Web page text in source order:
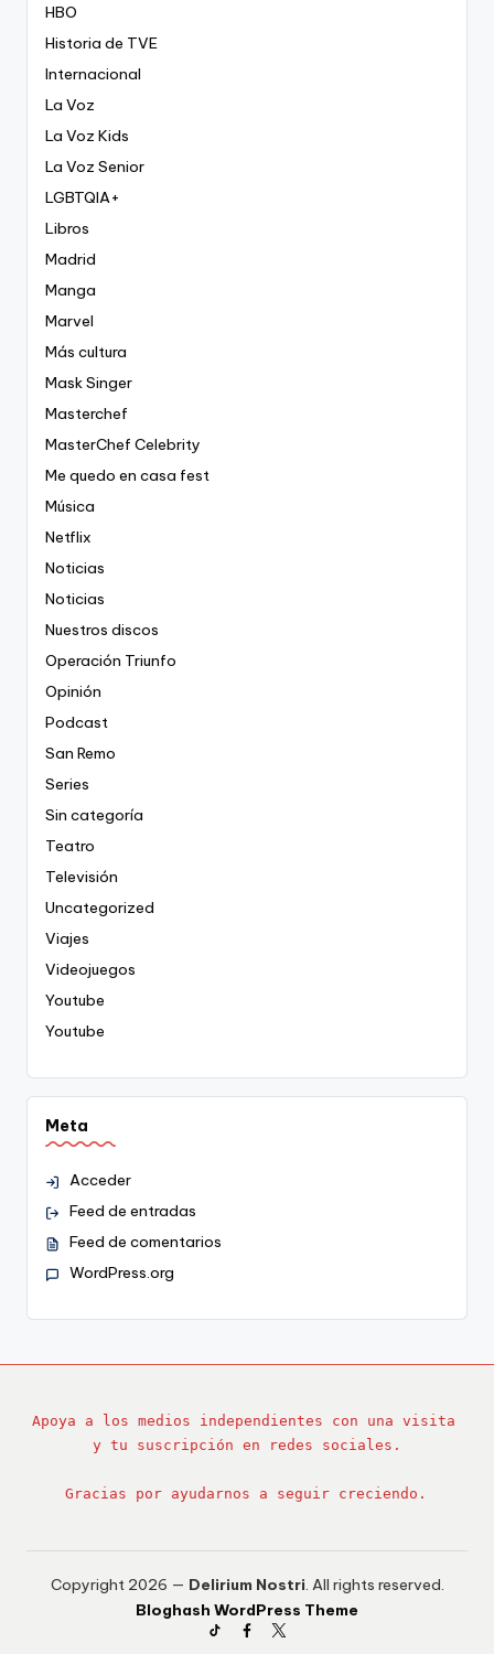
HBO
Historia de TVE
Internacional
La Voz
La Voz Kids
La Voz Senior
LGBTQIA+
Libros
Madrid
Manga
Marvel
Más cultura
Mask Singer
Masterchef
MasterChef Celebrity
Me quedo en casa fest
Música
Netflix
Noticias
Noticias
Nuestros discos
Operación Triunfo
Opinión
Podcast
San Remo
Series
Sin categoría
Teatro
Televisión
Uncategorized
Viajes
Videojuegos
Youtube
Youtube
Meta
Acceder
Feed de entradas
Feed de comentarios
WordPress.org
Apoya a los medios independientes con una visita
y tu suscripción en redes sociales.
Gracias por ayudarnos a seguir creciendo.
Copyright 2026 — Delirium Nostri. All rights reserved.
Bloghash WordPress Theme
TikTokFacebook
Twitter